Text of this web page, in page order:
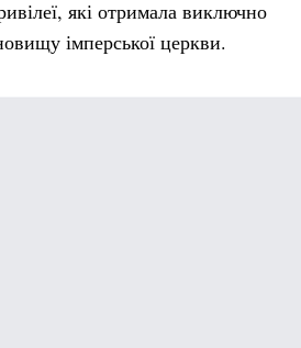
які отримала виключно
імперської церкви.